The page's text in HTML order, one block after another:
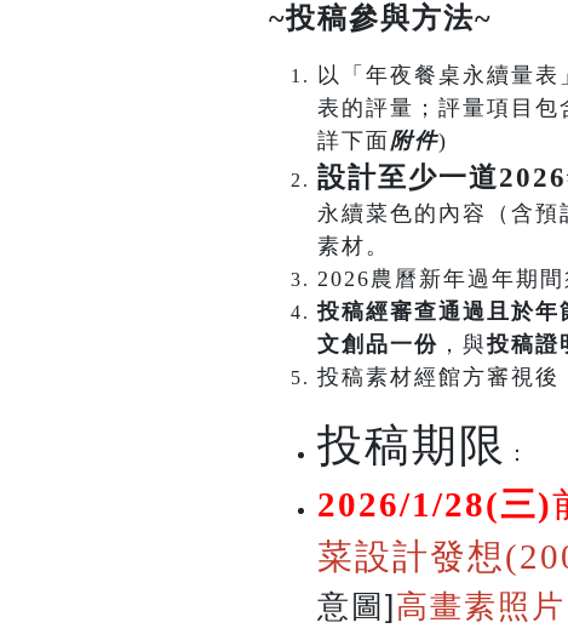
~投稿參與方法~
以「年夜餐桌永續量
表的評量；評量項目包
詳下面附件)
設計至少一道
永續菜色的內容（含
素材。
2026農曆新年過年期
投稿經審查通過且於年
文創品一份 ，與投稿證
投稿素材經館方審視後
投稿期限 ：
2026/1/28(三)
菜設計發想
意圖]高畫素照